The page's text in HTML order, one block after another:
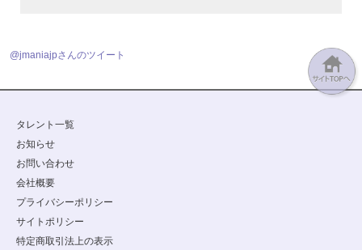
@jmaniajpさんのツイート
タレント一覧
お知らせ
お問い合わせ
会社概要
プライバシーポリシー
サイトポリシー
特定商取引法上の表示